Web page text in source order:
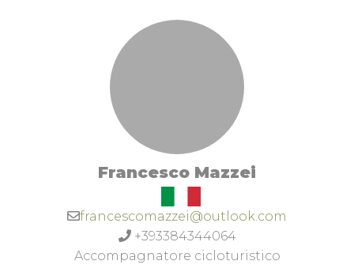
Francesco Mazzei
francescomazzei@outlook.com
+393384344064
Accompagnatore cicloturistico